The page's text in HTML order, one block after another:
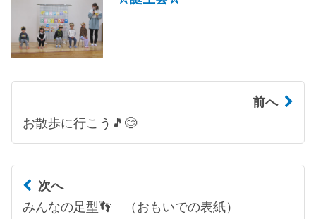
前へ
お散歩に行こう🎵😊
次へ
みんなの足型👣 （おもいでの表紙）